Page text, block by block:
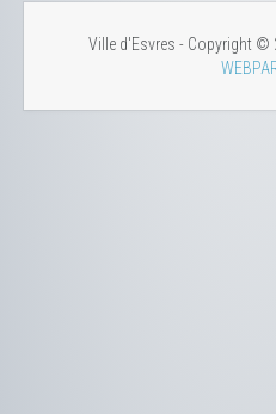
Ville d'Esvres - Copyright ©